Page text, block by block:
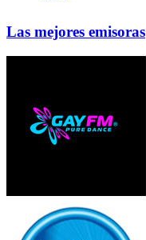
Las mejores emisoras